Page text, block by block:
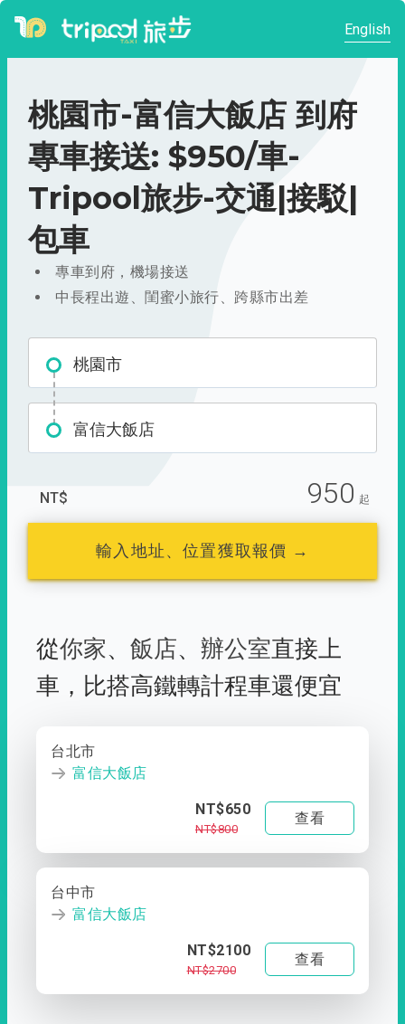
English
桃園市-富信大飯店 到府
專車接送: $950/車-
Tripool旅步-交通|接駁|
包車
專車到府，機場接送
中長程出遊、閨蜜小旅行、跨縣市出差
桃園市
富信大飯店
NT$ 950 起
輸入地址、位置獲取報價 →
從你家、 飯店、 辦公室直接上
車， 比搭高鐵轉計程車還便宜
台北市
富信大飯店
NT$650
NT$800
查看
台中市
富信大飯店
NT$2100
NT$2700
查看